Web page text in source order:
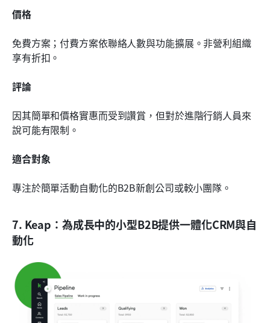
價格
免費方案；付費方案依聯絡人數與功能擴展。非營利組織
享有折扣。
評論
因其簡單和價格實惠而受到讚賞，但對於進階行銷人員來
說可能有限制。
適合對象
專注於簡單活動自動化的B2B新創公司或較小團隊。
7. Keap：為成長中的小型B2B提供一體化CRM與自
動化